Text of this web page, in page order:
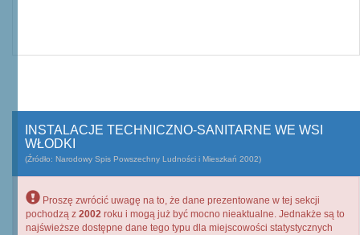
INSTALACJE TECHNICZNO-SANITARNE WE WSI
WŁODKI
(Źródło: Narodowy Spis Powszechny Ludności i Mieszkań 2002)
Proszę zwrócić uwagę na to, że dane prezentowane w tej sekcji
pochodzą z 2002 roku i mogą już być mocno nieaktualne. Jednakże są to
najświeższe dostępne dane tego typu dla miejscowości statystycznych